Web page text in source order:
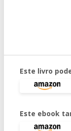
Este livro
Este ebook